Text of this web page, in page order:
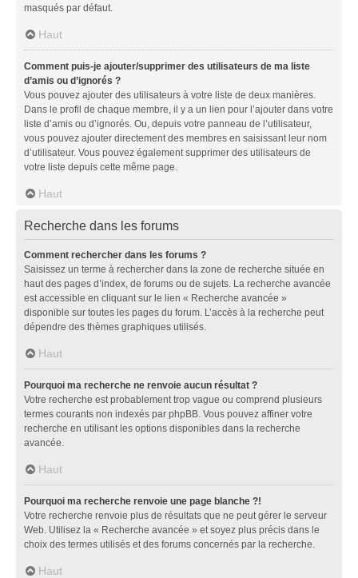
masqués par défaut.
Haut
Comment puis-je ajouter/supprimer des utilisateurs de ma liste
d’amis ou d’ignorés ?
Vous pouvez ajouter des utilisateurs à votre liste de deux manières.
Dans le profil de chaque membre, il y a un lien pour l’ajouter dans votre
liste d’amis ou d’ignorés. Ou, depuis votre panneau de l’utilisateur,
vous pouvez ajouter directement des membres en saisissant leur nom
d’utilisateur. Vous pouvez également supprimer des utilisateurs de
votre liste depuis cette même page.
Haut
Recherche dans les forums
Comment rechercher dans les forums ?
Saisissez un terme à rechercher dans la zone de recherche située en
haut des pages d’index, de forums ou de sujets. La recherche avancée
est accessible en cliquant sur le lien « Recherche avancée »
disponible sur toutes les pages du forum. L’accès à la recherche peut
dépendre des thèmes graphiques utilisés.
Haut
Pourquoi ma recherche ne renvoie aucun résultat ?
Votre recherche est probablement trop vague ou comprend plusieurs
termes courants non indexés par phpBB. Vous pouvez affiner votre
recherche en utilisant les options disponibles dans la recherche
avancée.
Haut
Pourquoi ma recherche renvoie une page blanche ?!
Votre recherche renvoie plus de résultats que ne peut gérer le serveur
Web. Utilisez la « Recherche avancée » et soyez plus précis dans le
choix des termes utilisés et des forums concernés par la recherche.
Haut